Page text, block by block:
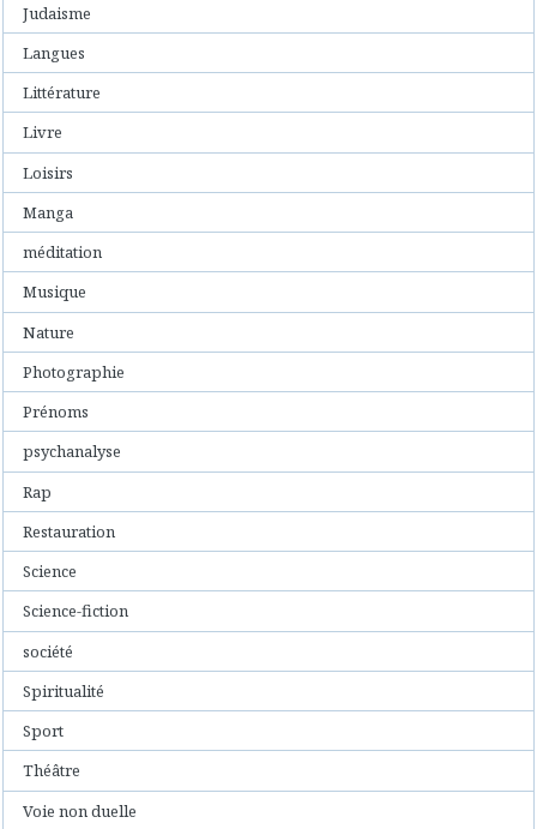
Judaisme
Langues
Littérature
Livre
Loisirs
Manga
méditation
Musique
Nature
Photographie
Prénoms
psychanalyse
Rap
Restauration
Science
Science-fiction
société
Spiritualité
Sport
Théâtre
Voie non duelle